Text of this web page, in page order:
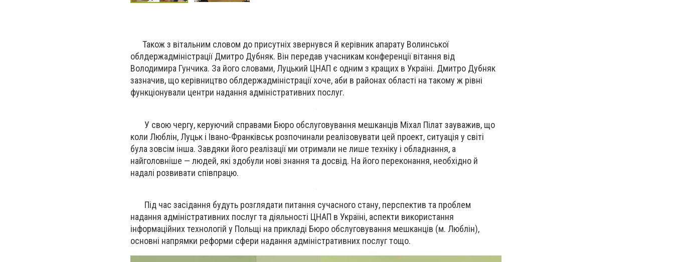
Також з вітальним словом до присутніх звернувся й керівник апарату Волинської
облдержадміністрації Дмитро Дубняк. Він передав учасникам конференції вітання від
Володимира Гунчика. За його словами, Луцький ЦНАП є одним з кращих в Україні. Дмитро Дубняк
зазначив, що керівництво облдержадміністрації хоче, аби в районах області на такому ж рівні
функціонували центри надання адміністративних послуг.
У свою чергу, керуючий справами Бюро обслуговування мешканців Міхал Пілат зауважив, що
коли Люблін, Луцьк і Івано-Франківськ розпочинали реалізовувати цей проект, ситуація у світі
була зовсім інша. Завдяки його реалізації ми отримали не лише техніку і обладнання, а
найголовніше — людей, які здобули нові знання та досвід. На його переконання, необхідно й
надалі розвивати співпрацю.
Під час засідання будуть розглядати питання сучасного стану, перспектив та проблем
надання адміністративних послуг та діяльності ЦНАП в Україні, аспекти використання
інформаційних технологій у Польщі на прикладі Бюро обслуговування мешканців (м. Люблін),
основні напрямки реформи сфери надання адміністративних послуг тощо.